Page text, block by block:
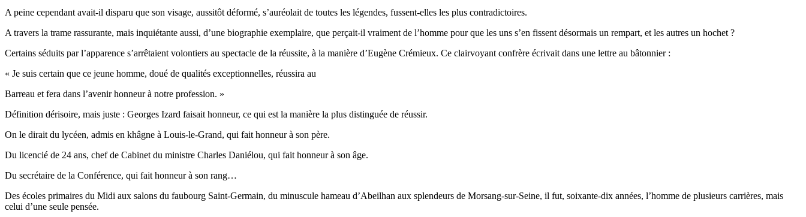
A peine cependant avait-il disparu que son visage, aussitôt déformé, s’auréolait de toutes les légendes, fussent-elles les plus contradictoires.
A travers la trame rassurante, mais inquiétante aussi, d’une biographie exemplaire, que perçait-il vraiment de l’homme pour que les uns s’en fissent désormais un rempart, et les autres un hochet ?
Certains séduits par l’apparence s’arrêtaient volontiers au spectacle de la réussite, à la manière d’Eugène Crémieux. Ce clairvoyant confrère écrivait dans une lettre au bâtonnier :
« Je suis certain que ce jeune homme, doué de qualités exceptionnelles, réussira au
Barreau et fera dans l’avenir honneur à notre profession. »
Définition dérisoire, mais juste : Georges Izard faisait honneur, ce qui est la manière la plus distinguée de réussir.
On le dirait du lycéen, admis en khâgne à Louis-le-Grand, qui fait honneur à son père.
Du licencié de 24 ans, chef de Cabinet du ministre Charles Daniélou, qui fait honneur à son âge.
Du secrétaire de la Conférence, qui fait honneur à son rang…
Des écoles primaires du Midi aux salons du faubourg Saint-Germain, du minuscule hameau d’Abeilhan aux splendeurs de Morsang-sur-Seine, il fut, soixante-dix années, l’homme de plusieurs carrières, mais
celui d’une seule pensée.